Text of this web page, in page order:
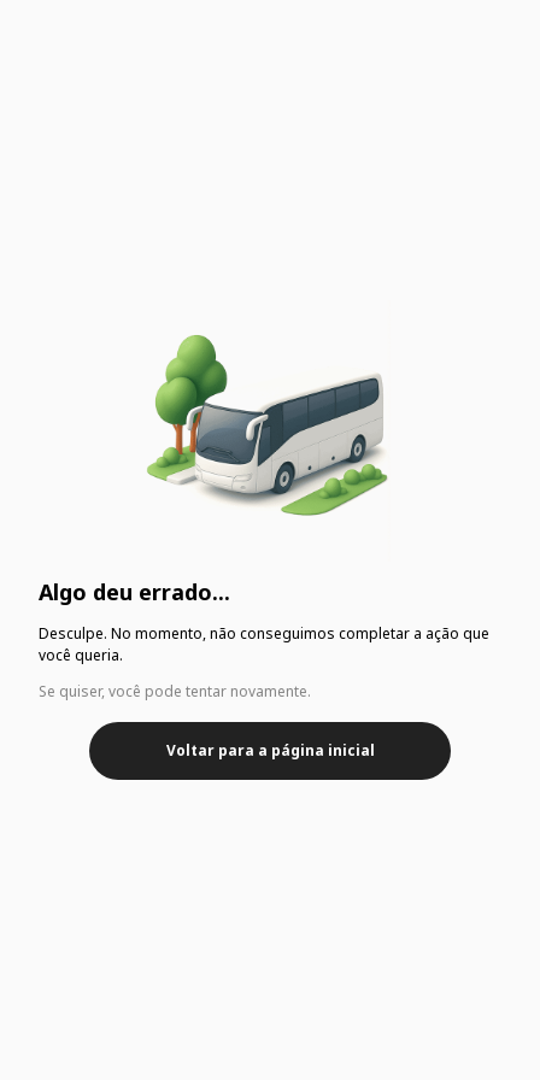
Algo deu errado...
Desculpe. No momento, não conseguimos completar a ação que
você queria.
Se quiser, você pode tentar novamente.
Voltar para a página inicial